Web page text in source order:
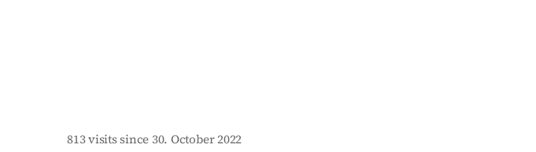
813 visits since 30. October 2022